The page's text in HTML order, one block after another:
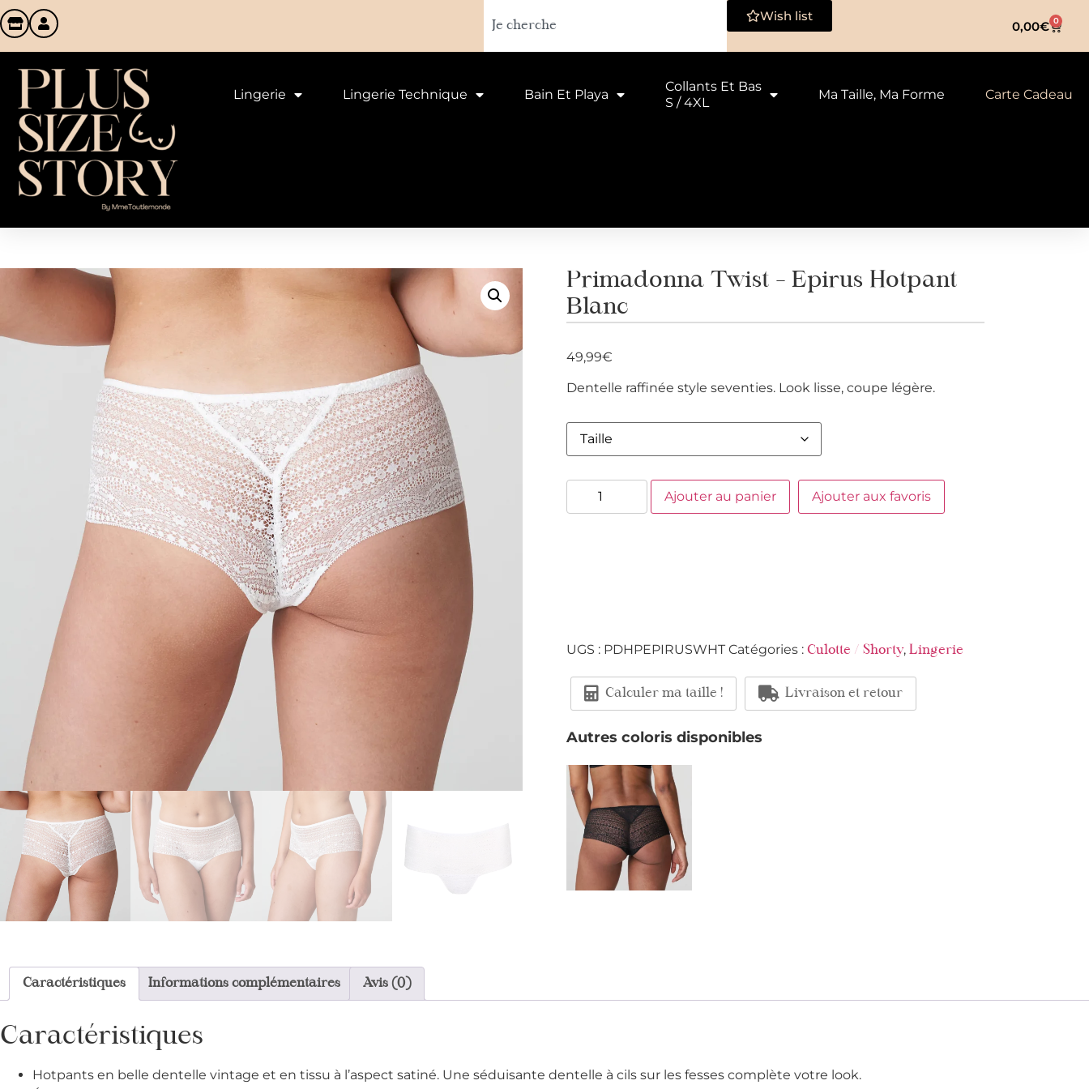
Wish list
0,00€ 0
Lingerie Lingerie Technique Bain Et Playa
Collants Et Bas
S / 4XL
Ma Taille, Ma Forme Carte Cadeau
Primadonna Twist – Epirus Hotpant
Blanc
49,99€
Dentelle raffinée style seventies. Look lisse, coupe légère.
Ajouter au panier Ajouter aux favoris
UGS : PDHPEPIRUSWHT Catégories : Culotte / Shorty, Lingerie
Calculer ma taille ! Livraison et retour
Autres coloris disponibles
Caractéristiques Informations complémentaires Avis (0)
Caractéristiques
Hotpants en belle dentelle vintage et en tissu à l’aspect satiné. Une séduisante dentelle à cils sur les fesses complète votre look.